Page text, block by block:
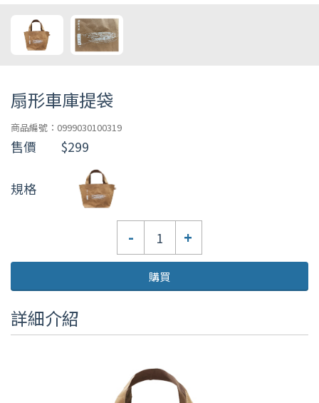
扇形車庫提袋
商品編號：0999030100319
售價 $299
規格
- +
購買
詳細介紹